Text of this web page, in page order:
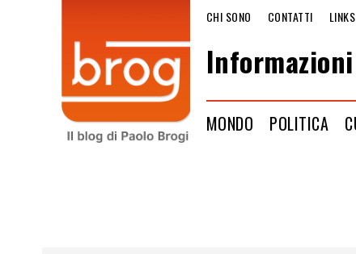
CHI SONO CONTATTI LINKS
MONDO POLITICA